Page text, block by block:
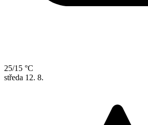
25/15 °C
středa 12. 8.